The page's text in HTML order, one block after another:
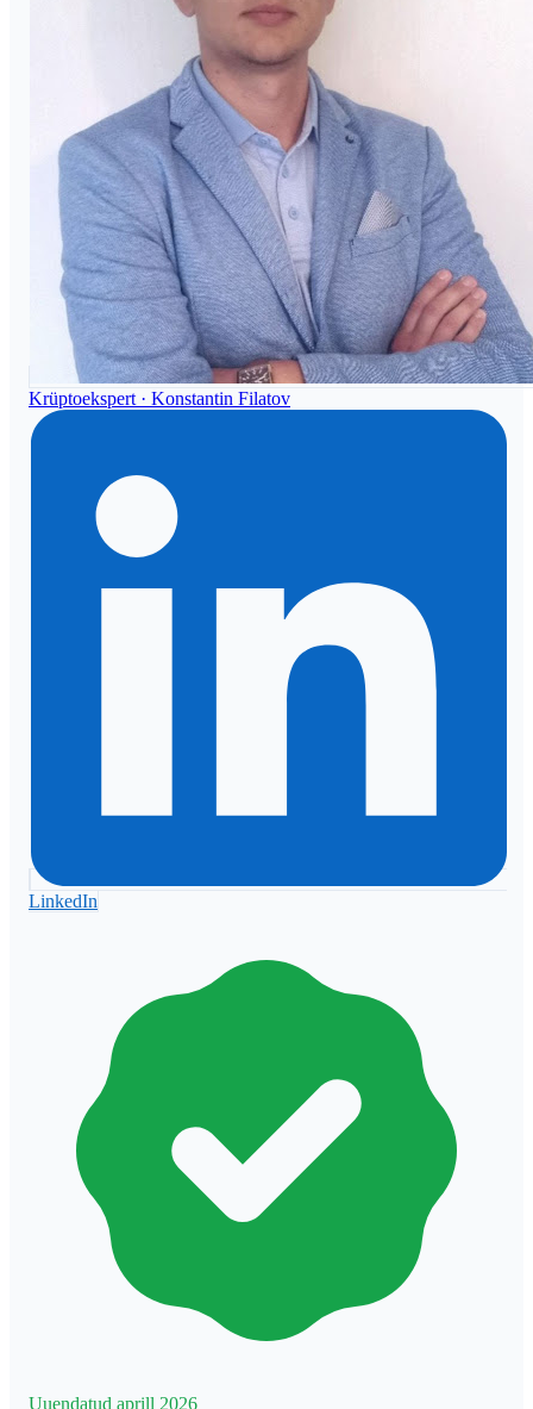
Krüptoekspert · Konstantin Filatov
LinkedIn
Uuendatud aprill 2026